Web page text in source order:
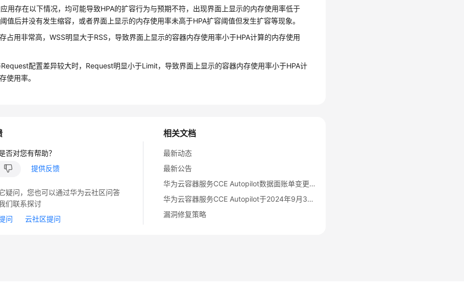
用存在以下情况，均可能导致HPA的扩容行为与预期不符，出现界面上显示的内存使用率低于
值后并没有发生缩容，或者界面上显示的内存使用率未高于HPA扩容阈值但发生扩容等现象。
占用非常高，WSS明显大于RSS，导致界面上显示的容器内存使用率小于HPA计算的内存使用
配置差异较大时，Request明显小于Limit，导致界面上显示的容器内存使用率小于HPA计
使用率。
相关文档
最新动态
最新公告
华为云容器服务CCE Autopilot数据面账单变更公告
华为云容器服务CCE Autopilot于2024年9月30日00:00（北京时间）转商
漏洞修复策略
否对您有帮助？
提供反馈
疑问，您也可以通过华为云社区问答
们联系探讨
问
云社区提问